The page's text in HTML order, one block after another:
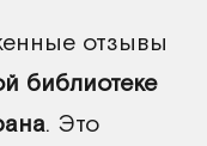
отзывы
библиотеке
. Это